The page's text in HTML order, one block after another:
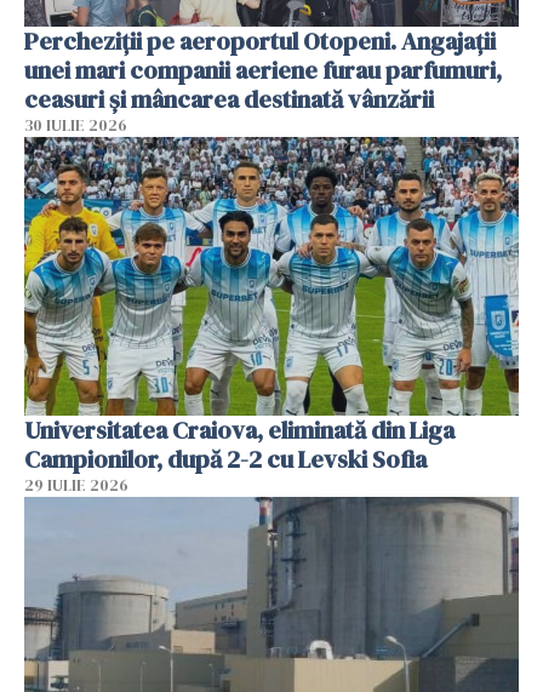
Percheziții pe aeroportul Otopeni. Angajații
unei mari companii aeriene furau parfumuri,
ceasuri și mâncarea destinată vânzării
30 IULIE 2026
Universitatea Craiova, eliminată din Liga
Campionilor, după 2-2 cu Levski Sofia
29 IULIE 2026